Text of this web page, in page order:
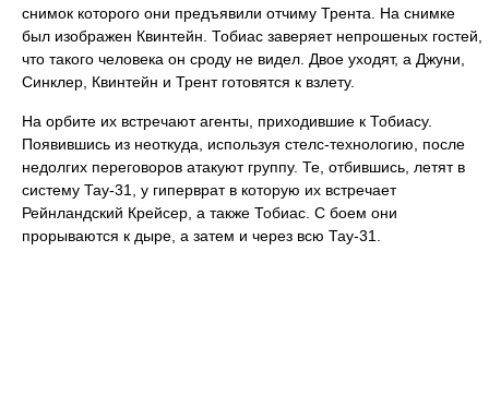
снимок которого они предъявили отчиму Трента. На снимке
был изображен Квинтейн. Тобиас заверяет непрошеных гостей,
что такого человека он сроду не видел. Двое уходят, а Джуни,
Синклер, Квинтейн и Трент готовятся к взлету.
На орбите их встречают агенты, приходившие к Тобиасу.
Появившись из неоткуда, используя стелс-технологию, после
недолгих переговоров атакуют группу. Те, отбившись, летят в
систему Тау-31, у гиперврат в которую их встречает
Рейнландский Крейсер, а также Тобиас. С боем они
прорываются к дыре, а затем и через всю Тау-31.